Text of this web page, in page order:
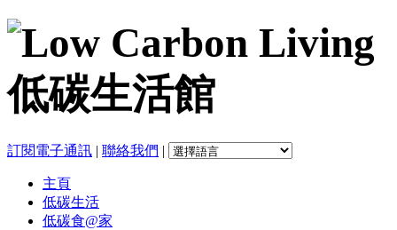
訂閱電子通訊 | 聯絡我們 |
主頁
低碳生活
低碳食@家